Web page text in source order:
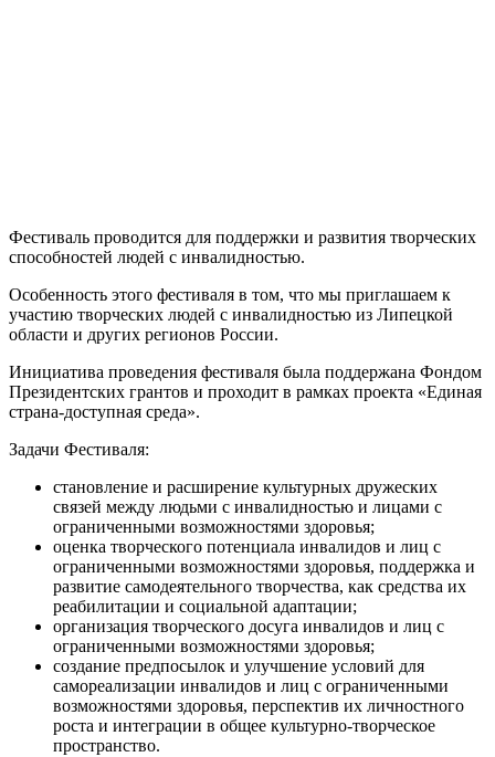
Фестиваль проводится для поддержки и развития творческих
способностей людей с инвалидностью.
Особенность этого фестиваля в том, что мы приглашаем к
участию творческих людей с инвалидностью из Липецкой
области и других регионов России.
Инициатива проведения фестиваля была поддержана Фондом
Президентских грантов и проходит в рамках проекта «Единая
страна-доступная среда».
Задачи Фестиваля:
становление и расширение культурных дружеских
связей между людьми с инвалидностью и лицами с
ограниченными возможностями здоровья;
оценка творческого потенциала инвалидов и лиц с
ограниченными возможностями здоровья, поддержка и
развитие самодеятельного творчества, как средства их
реабилитации и социальной адаптации;
организация творческого досуга инвалидов и лиц с
ограниченными возможностями здоровья;
создание предпосылок и улучшение условий для
самореализации инвалидов и лиц с ограниченными
возможностями здоровья, перспектив их личностного
роста и интеграции в общее культурно-творческое
пространство.